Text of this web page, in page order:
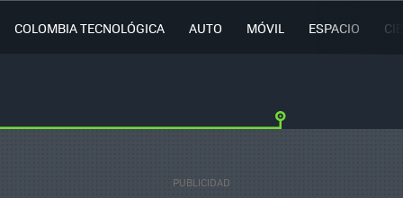
COLOMBIA TECNOLÓGICA AUTO MÓVIL ESPACIO